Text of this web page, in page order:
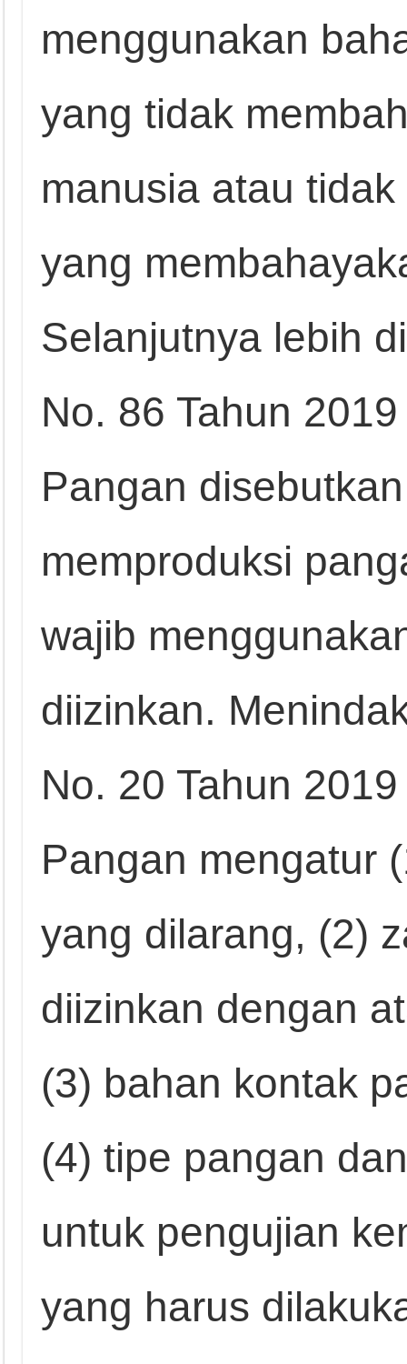
menggunakan
yang tidak
manusia atau
yang
Selanjutnya lebih
No. 86 Tahun
Pangan
memproduksi
wajib
diizinkan.
No. 20 Tahun
Pangan mengatur
yang dilarang, (2)
diizinkan dengan
(3) bahan kontak
(4) tipe pangan
untuk pengujian
yang harus